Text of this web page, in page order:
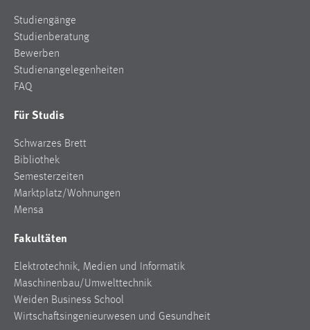
Studiengänge
Studienberatung
Bewerben
Studienangelegenheiten
FAQ
Für Studis
Schwarzes Brett
Bibliothek
Semesterzeiten
Marktplatz/Wohnungen
Mensa
Fakultäten
Elektrotechnik, Medien und Informatik
Maschinenbau/Umwelttechnik
Weiden Business School
Wirtschaftsingenieurwesen und Gesundheit